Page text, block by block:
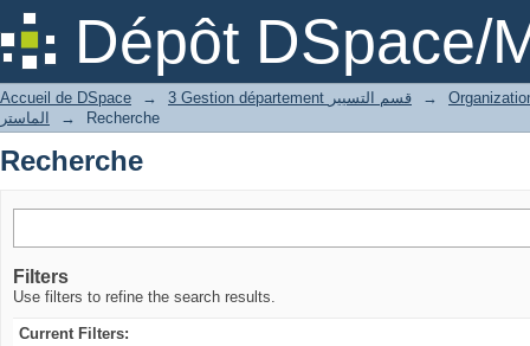
Dépôt DSpace/
Recherche
Accueil de DSpace → 3 Gestion département قسم التسيير
→
الماستر
→ Recherche
Recherche
Filters
Use filters to refine the search results.
Current Filters: